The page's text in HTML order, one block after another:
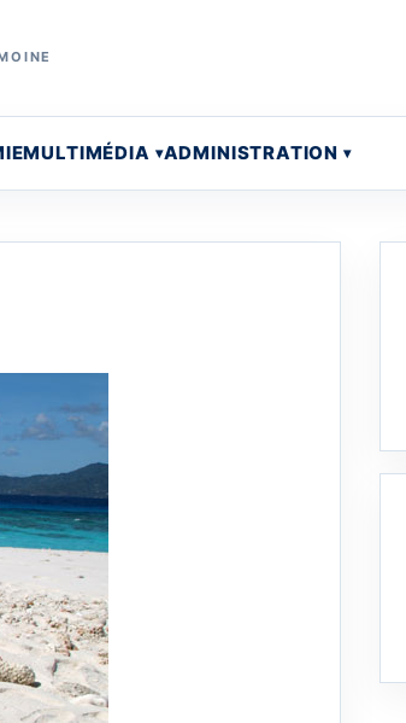
MULTIMÉDIA ADMINISTRATION